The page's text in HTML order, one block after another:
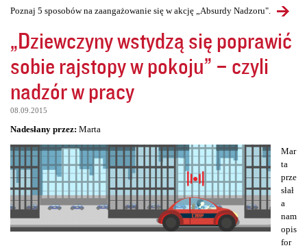
Poznaj 5 sposobów na zaangażowanie się w akcję „Absurdy Nadzoru".
„Dziewczyny wstydzą się poprawić
sobie rajstopy w pokoju” – czyli
nadzór w pracy
08.09.2015
Nadesłany przez: Marta
Mar
ta
prze
słał
a
nam
opis
for